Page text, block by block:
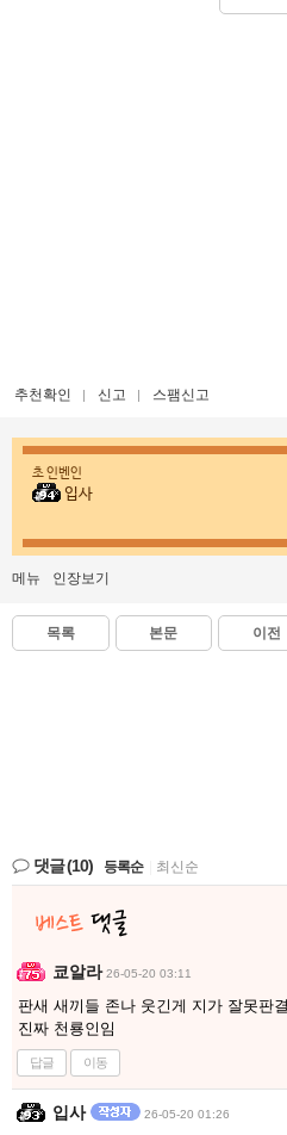
추천확인 신고 스팸신고
초 인벤인
입사
메뉴 인장보기
목록 본문 이전
댓글(10) 등록순 최신순
쿄알라 26-05-20 03:11
판새 새끼들 존나 웃긴게 지가 잘못판
진짜 천룡인임
답글 이동
입사 26-05-20 01:26